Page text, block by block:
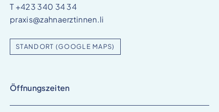
T +423 340 34 34
praxis@zahnaerztinnen.li
STANDORT (GOOGLE MAPS)
Öffnungszeiten